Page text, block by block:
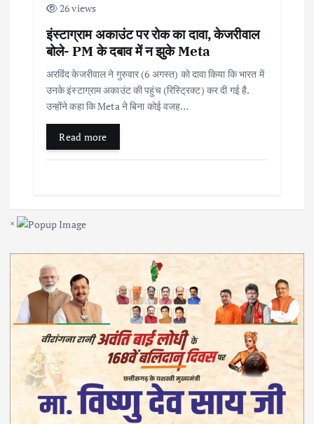
26 views
इंस्टाग्राम अकाउंट पर रोक का दावा, केजरीवाल
बोले- PM के दबाव में न झुके Meta
अरविंद केजरीवाल ने गुरुवार (6 अगस्त) को दावा किया कि भारत में
उनके इंस्टाग्राम अकाउंट की पहुंच (रिस्ट्रिक्ट) कर दी गई है.
उन्होंने कहा कि Meta ने बिना कोई वजह…
Read more
×